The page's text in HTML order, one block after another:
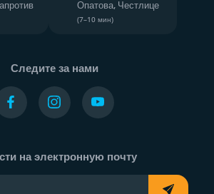
Опатова, Честлице
(7–10 мин)
Следите за нами
на электронную почту